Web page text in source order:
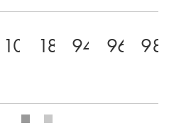
100 18 94 96 98